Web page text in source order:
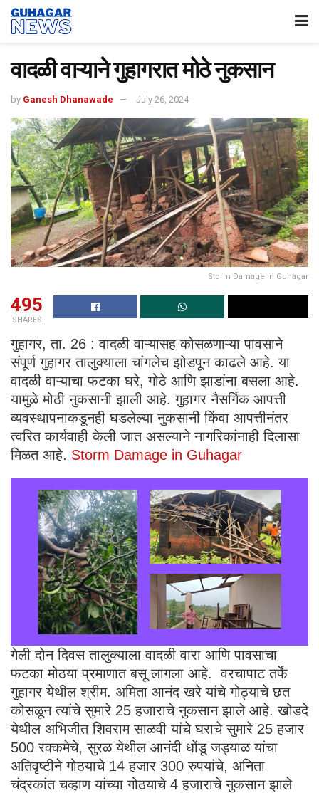
वादळी वाऱ्याने गुहागरात मोठे नुकसान
by Ganesh Dhanawade July 26, 2024
Storm Damage in Guhagar
495
SHARES
गुहागर, ता. 26 : वादळी वाऱ्यासह कोसळणाऱ्या पावसाने
संपूर्ण गुहागर तालुक्याला चांगलेच झोडपून काढले आहे. या
वादळी वाऱ्याचा फटका घरे, गोठे आणि झाडांना बसला आहे.
यामुळे मोठी नुकसानी झाली आहे. गुहागर नैसर्गिक आपत्ती
व्यवस्थापनाकडूनही घडलेल्या नुकसानी किंवा आपत्तीनंतर
त्वरित कार्यवाही केली जात असल्याने नागरिकांनाही दिलासा
मिळत आहे. Storm Damage in Guhagar
गेली दोन दिवस तालुक्याला वादळी वारा आणि पावसाचा
फटका मोठया प्रमाणात बसू लागला आहे. वरचापाट तर्फे
गुहागर येथील श्रीम. अमिता आनंद खरे यांचे गोठ्याचे छत
कोसळून त्यांचे सुमारे 25 हजाराचे नुकसान झाले आहे. खोडदे
येथील अभिजीत शिवराम साळवी यांचे घराचे सुमारे 25 हजार
500 रक्कमेचे, सुरळ येथील आनंदी धोंडू जड्याळ यांचा
अतिवृष्टीने गोठयाचे 14 हजार 300 रुपयांचे, अनिता
चंद्रकांत चव्हाण यांच्या गोठयाचे 4 हजाराचे नुकसान झाले